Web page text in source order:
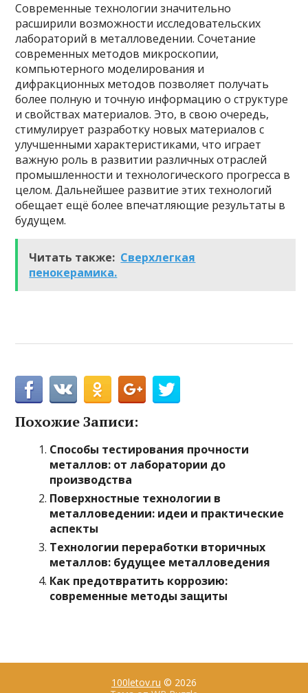
Современные технологии значительно
расширили возможности исследовательских
лабораторий в металловедении. Сочетание
современных методов микроскопии,
компьютерного моделирования и
дифракционных методов позволяет получать
более полную и точную информацию о структуре
и свойствах материалов. Это, в свою очередь,
стимулирует разработку новых материалов с
улучшенными характеристиками, что играет
важную роль в развитии различных отраслей
промышленности и технологического прогресса в
целом. Дальнейшее развитие этих технологий
обещает ещё более впечатляющие результаты в
будущем.
Читать также: Сверхлегкая
пенокерамика.
Похожие Записи:
Способы тестирования прочности
металлов: от лаборатории до
производства
Поверхностные технологии в
металловедении: идеи и практические
аспекты
Технологии переработки вторичных
металлов: будущее металловедения
Как предотвратить коррозию:
современные методы защиты
100letov.ru © 2026